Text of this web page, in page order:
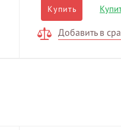
Купить
Добавить в